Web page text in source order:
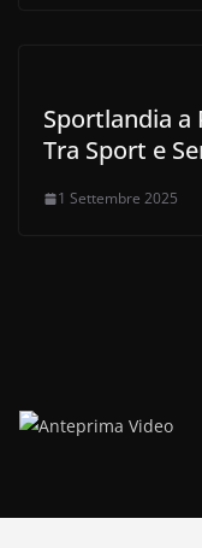
Sportlandia a
Tra Sport e
1 Settembre 2025